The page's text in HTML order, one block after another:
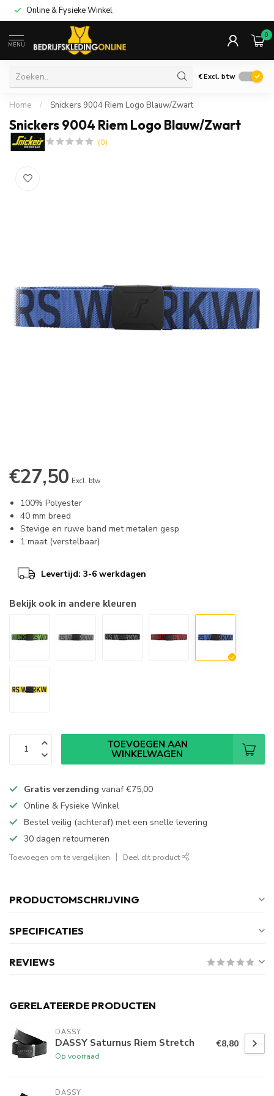
Online & Fysieke Winkel
MENU
0
€Excl. btw
Home / Snickers 9004 Riem Logo Blauw/Zwart
Snickers 9004 Riem Logo Blauw/Zwart
(0)
€27,50 Excl. btw
100% Polyester
40 mm breed
Stevige en ruwe band met metalen gesp
1 maat (verstelbaar)
Levertijd: 3-6 werkdagen
Bekijk ook in andere kleuren
TOEVOEGEN AAN
WINKELWAGEN
Gratis verzending vanaf€75,00
Online & Fysieke Winkel
Bestel veilig (achteraf) met een snelle levering
30 dagen retourneren
Toevoegen om te vergelijken Deel dit product
PRODUCTOMSCHRIJVING
SPECIFICATIES
REVIEWS
GERELATEERDE PRODUCTEN
DASSY
DASSY Saturnus Riem Stretch
Op voorraad
€8,80
DASSY